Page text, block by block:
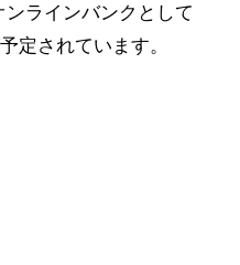
ラインバンクとして
定されています。